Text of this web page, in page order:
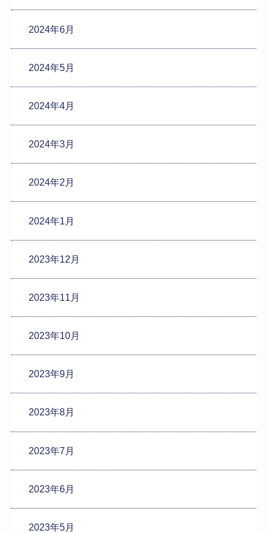
2024年6月
2024年5月
2024年4月
2024年3月
2024年2月
2024年1月
2023年12月
2023年11月
2023年10月
2023年9月
2023年8月
2023年7月
2023年6月
2023年5月